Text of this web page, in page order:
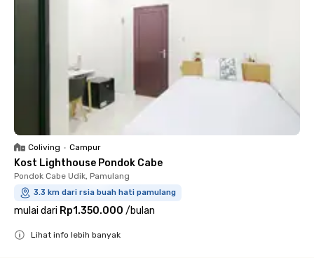
Coliving • Campur
Kost Lighthouse Pondok Cabe
Pondok Cabe Udik, Pamulang
3.3 km dari rsia buah hati pamulang
mulai dari Rp1.350.000 /bulan
Lihat info lebih banyak